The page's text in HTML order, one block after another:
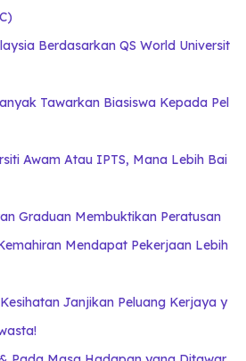
Berdasarkan QS World Universit
Tawarkan Biasiswa Kepada Pel
Awam Atau IPTS, Mana Lebih Bai
Graduan Membuktikan Peratusan
Mendapat Pekerjaan Lebih
Janjikan Peluang Kerjaya y